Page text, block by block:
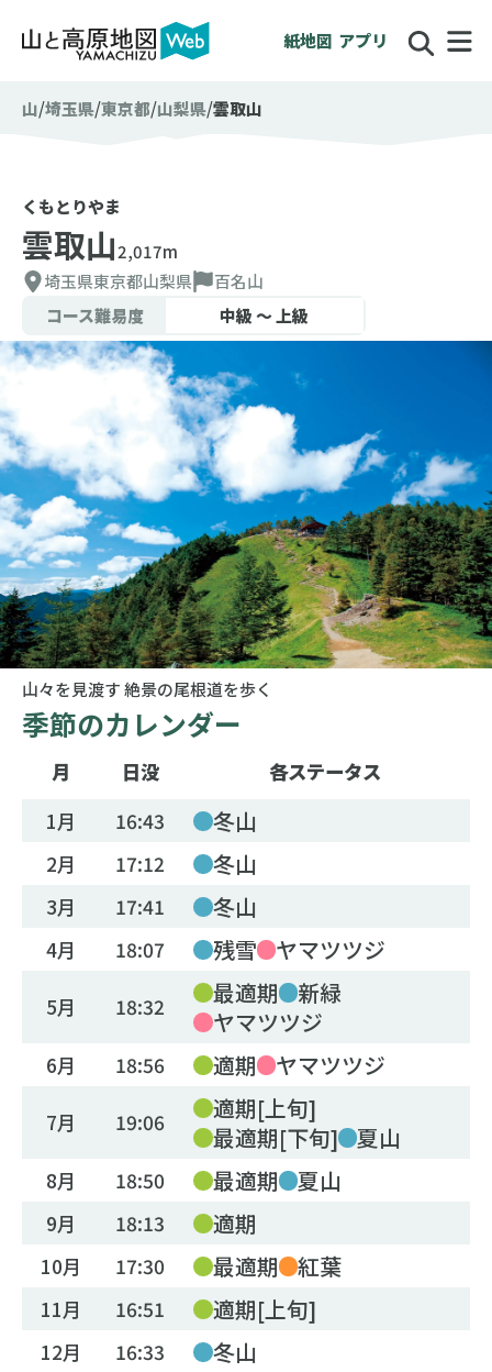
紙地図 アプリ
山 埼玉県 東京都 山梨県 雲取山
くもとりやま
雲取山2,017m
埼玉県東京都山梨県
百名山
コース難易度
中級 〜 上級
山々を見渡す 絶景の尾根道を歩く
季節のカレンダー
月 日没
各ステータス
1月
16:43 冬山
2月 17:12 冬山
3月 17:41 冬山
4月 18:07 残雪 ヤマツツジ
5月 18:32 最適期
新緑
ヤマツツジ
6月 18:56 適期 ヤマツツジ
7月 19:06
適期[上旬]
最適期[下旬]
夏山
8月 18:50 最適期 夏山
9月 18:13 適期
10月 17:30 最適期 紅葉
11月 16:51 適期[上旬]
12月 16:33 冬山